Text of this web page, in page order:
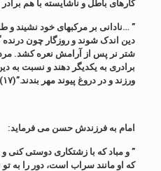
کارهای باطل و ناشایسته با هم
” …نادانی بر مرکبهای خود نشیند و
دین اندک شوند و روزگار چون درنده
شتر نر پس از آرامش نعره کشد.
برادری به یکدیگر دهند و نسبت به
ورزند و در دروغ پیوند مهر بندند.”(۱۷)
امام به فرزندش حسن می فرماید:
” و مباد که با زشتکاری دوستی کنی
که او مانند سراب است، دور را به تو